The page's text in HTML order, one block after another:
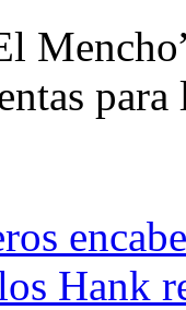
Hank